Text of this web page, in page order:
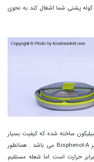
پشتی شما اشغال کند به نحوی
ساخته شده که کیفیت بسیار
بالایی دارد و کاملا عاری از هر نوع ماده سمی و مضر Bisphenol-A می باشد . همانطور
حرارت است اما شعله مستقیم